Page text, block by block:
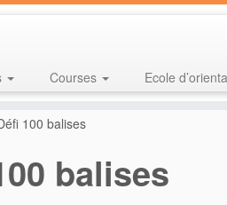
Courses Ecole
100 balises
balises